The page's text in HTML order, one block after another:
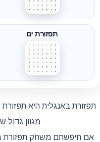
תפזורת ים
תפזורת באנגלית היא
מגוון גדול
אם חיפשתם משחק תפזורת